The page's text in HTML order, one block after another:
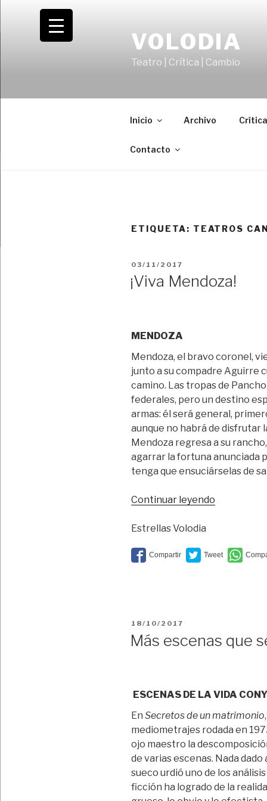
contenido
VOLODIA
Teatro | Crítica | Cambio
Inicio Archivo
Contacto
ETIQUETA: TEATROS
PUBLICADO
03/11/2017
¡Viva Mendoza!
MENDOZA
Mendoza, el bravo coronel,
junto a su compadre Aguirre
camino. Las tropas de
federales, pero un destino
armas: él será general,
aunque no habrá de disfrutar
Mendoza regresa a su
agarrar la fortuna anunciada
tenga que ensuciárselas de
Continuar leyendo
Estrellas Volodia
PUBLICADO
18/10/2017
Más escenas que
ESCENAS DE LA VIDA
En Secretos de un matrimonio
mediometrajes rodada en
ojo maestro la
de varias escenas. Nada
sueco urdió uno de los
ficción ha logrado de la